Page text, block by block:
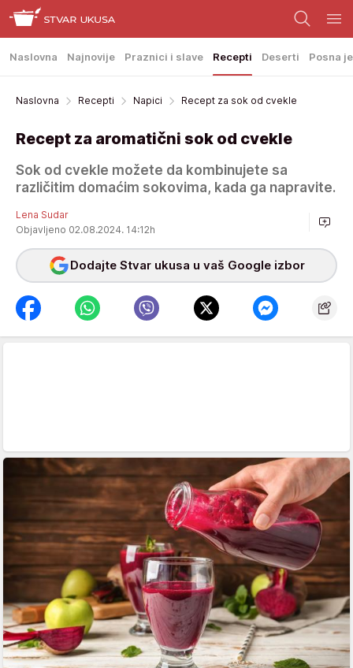
Naslovna Najnovije Praznici i slave Recepti Deserti Posna
Naslovna Recepti Napici Recept za sok od cvekle
Recept za aromatični sok od cvekle
Sok od cvekle možete da kombinujete sa
različitim domaćim sokovima, kada ga napravite.
Lena Sudar
Objavljeno 02.08.2024. 14:12h
Dodajte Stvar ukusa u vaš Google izbor